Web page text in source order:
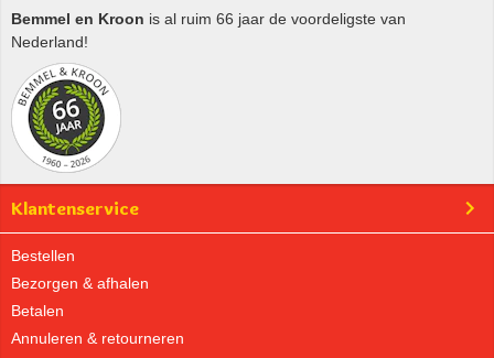
Bemmel en Kroon is al ruim 66 jaar de voordeligste van
Nederland!
Klantenservice
Bestellen
Bezorgen & afhalen
Betalen
Annuleren & retourneren